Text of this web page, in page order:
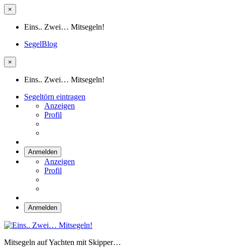
×
Eins.. Zwei… Mitsegeln!
SegelBlog
×
Eins.. Zwei… Mitsegeln!
Segeltörn eintragen
Anzeigen
Profil
Anmelden
Anzeigen
Profil
Anmelden
Mitsegeln auf Yachten mit Skipper…